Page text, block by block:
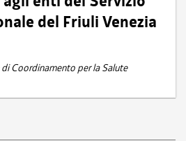
del Friuli Venezia
di Coordinamento per la Salute